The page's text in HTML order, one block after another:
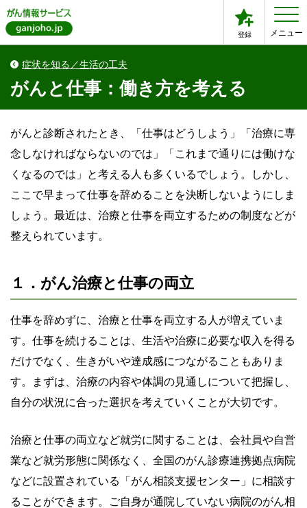
登録 メニュー
症状を知る／生活の工夫
がんと仕事：働き方を考える
がんと診断されたとき、「仕事はどうしよう」「治療に専
念しなければならないのでは」「これまで通りには働けな
くなるのでは」と考える人も多くいるでしょう。しかし、
ここで早まって仕事を辞めることを決断しないようにしま
しょう。最近は、治療と仕事を両立するための制度などが
整えられています。
１．がん治療と仕事の両立
仕事を辞めずに、治療と仕事を両立する人が増えていま
す。仕事を続けることは、生活や治療に必要な収入を得る
だけでなく、生きがいや達成感につながることもありま
す。まずは、治療の内容や体調の見通しについて把握し、
自分の状況に合った選択を考えていくことが大切です。
治療と仕事の両立など就労に関することは、会社員や自営
業など就労形態に関係なく、全国のがん診療連携拠点病院
などに設置されている「がん相談支援センター」に相談す
ることができます。ご自身が通院していない病院のがん相